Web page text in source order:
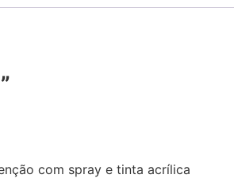
com spray e tinta acrílica